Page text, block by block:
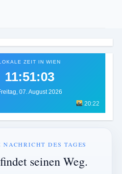
ZEIT IN WIEN
11:51:06
07. August 2026
20:22
NACHRICHT DES TAGES
seinen Weg.